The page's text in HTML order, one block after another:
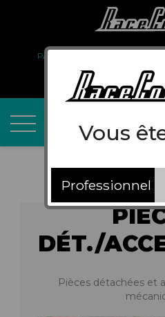
PARTENARIAT
DÉT./
Pièces détachées et
Vous
Professionnel